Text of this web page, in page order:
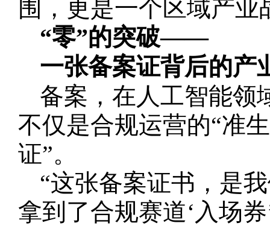
围，更是一个区域产
“零”的突破——
一张备案证背后的产
备案，在人工智能领
不仅是合规运营的“准
证”。
“这张备案证书，是
拿到了合规赛道‘入场